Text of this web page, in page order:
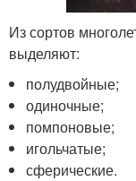
Из сортов
выделяют:
полудвойные;
одиночные;
помпоновые;
игольчатые;
сферические.